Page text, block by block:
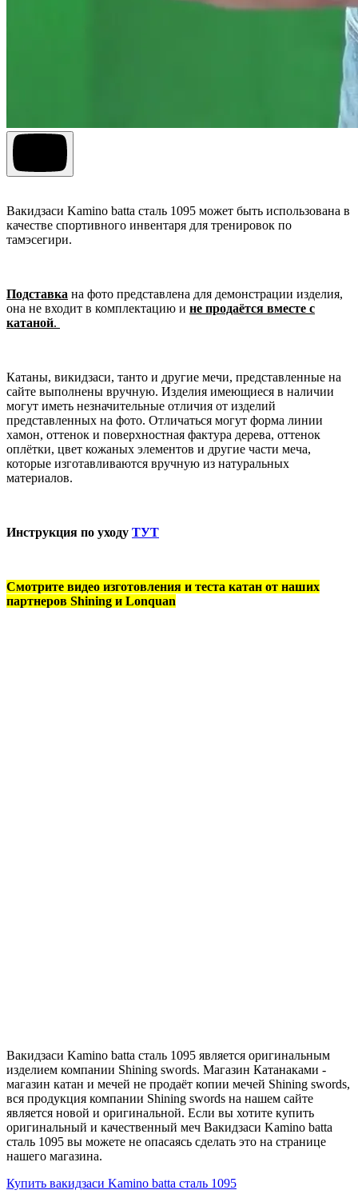
Вакидзаси Kamino batta сталь 1095 может быть использована в
качестве спортивного инвентаря для тренировок по
тамэсегири.
Подставка на фото представлена для демонстрации изделия,
она не входит в комплектацию и не продаётся вместе с
катаной.
Катаны, викидзаси, танто и другие мечи, представленные на
сайте выполнены вручную. Изделия имеющиеся в наличии
могут иметь незначительные отличия от изделий
представленных на фото. Отличаться могут форма линии
хамон, оттенок и поверхностная фактура дерева, оттенок
оплётки, цвет кожаных элементов и другие части меча,
которые изготавливаются вручную из натуральных
материалов.
Инструкция по уходу ТУТ
Смотрите видео изготовления и теста катан от наших
партнеров Shining и Lonquan
Вакидзаси Kamino batta сталь 1095 является оригинальным
изделием компании Shining swords. Магазин Катанаками -
магазин катан и мечей не продаёт копии мечей Shining swords,
вся продукция компании Shining swords на нашем сайте
является новой и оригинальной. Если вы хотите купить
оригинальный и качественный меч Вакидзаси Kamino batta
сталь 1095 вы можете не опасаясь сделать это на странице
нашего магазина.
Купить вакидзаси Kamino batta сталь 1095